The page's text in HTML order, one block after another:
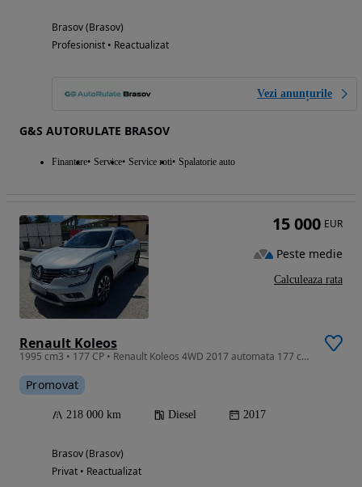
Brasov (Brasov)
Profesionist • Reactualizat
Vezi anunțurile
G&S AUTORULATE BRASOV
Finantare Service Service roti Spalatorie auto
Renault Koleos
1995 cm3 • 177 CP • Renault Koleos 4WD 2017 automata 177 cp FULL
Promovat
218 000 km Diesel 2017
Brasov (Brasov)
Privat • Reactualizat
15 000 EUR
Peste medie
Calculeaza rata